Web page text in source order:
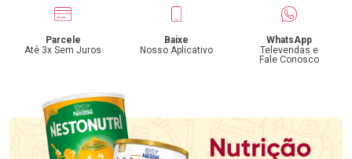
Parcele
Até 3x Sem Juros
Baixe
Nosso Aplicativo
WhatsApp
Televendas e
Fale Conosco